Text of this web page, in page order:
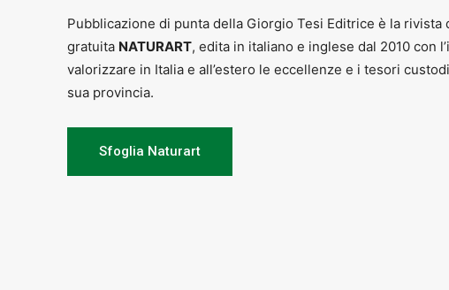
Pubblicazione di punta della Giorgio Tesi Editrice è la rivista
gratuita NATURART, edita in italiano e inglese dal 2010 con
valorizzare in Italia e all’estero le eccellenze e i tesori
sua provincia.
Sfoglia Naturart